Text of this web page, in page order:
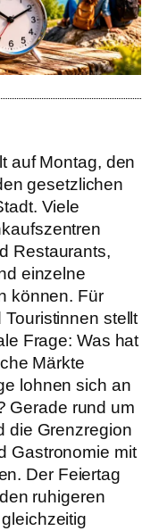
auf Montag, den
gesetzlichen
Viele
Restaurants,
einzelne
können. Für
stellt
Frage: Was hat
Märkte
lohnen sich an
Gerade rund um
die Grenzregion
Gastronomie mit
Der Feiertag
ruhigeren